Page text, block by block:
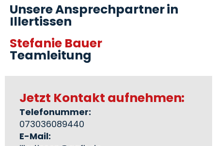
Unsere Ansprechpartner in
Illertissen
Stefanie Bauer
Teamleitung
Jetzt Kontakt aufnehmen:
Telefonummer:
073036089440
E-Mail: